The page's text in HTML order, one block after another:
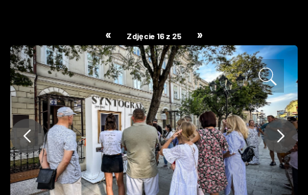
ZDJĘCIA
W RZESZOWIE
« Zdjęcie 16 z 25 »